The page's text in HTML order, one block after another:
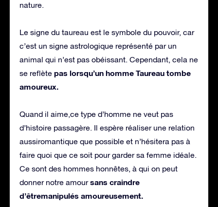
nature.
Le signe du taureau est le symbole du pouvoir, car
c’est un signe astrologique représenté par un
animal qui n’est pas obéissant. Cependant, cela ne
se reflète pas lorsqu’un homme Taureau tombe
amoureux.
Quand il aime,ce type d’homme ne veut pas
d’histoire passagère. Il espère réaliser une relation
aussiromantique que possible et n’hésitera pas à
faire quoi que ce soit pour garder sa femme idéale.
Ce sont des hommes honnêtes, à qui on peut
donner notre amoursans craindre
d’êtremanipulés amoureusement.